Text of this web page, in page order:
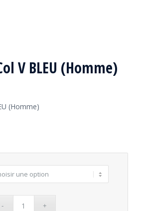
V BLEU (Homme)
(Homme)